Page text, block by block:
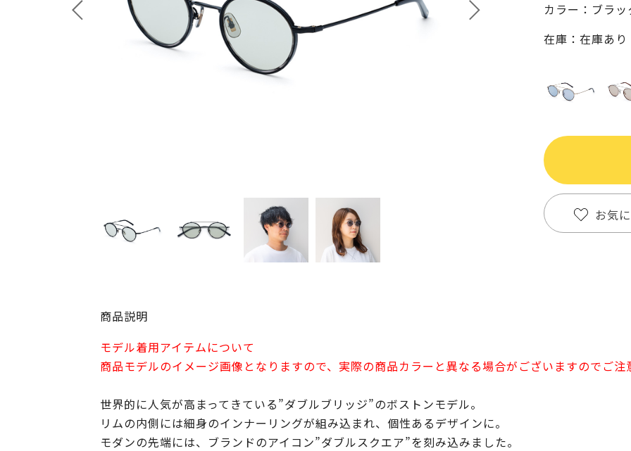
カラー：ブラ
在庫：在庫あり
お気
商品説明
モデル着用アイテムについて
商品モデルのイメージ画像となりますので、実際の商品カラーと異なる場合がございますのでご注
世界的に人気が高まってきている”ダブルブリッジ”のボストンモデル。
リムの内側には細身のインナーリングが組み込まれ、個性あるデザインに。
モダンの先端には、ブランドのアイコン”ダブルスクエア”を刻み込みました。